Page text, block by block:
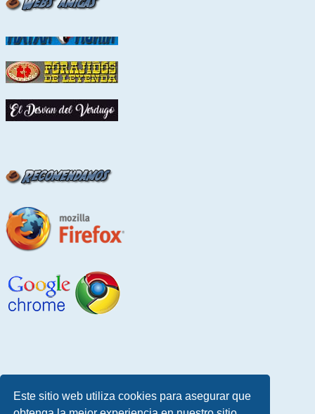
Este sitio web utiliza cookies para asegurar que